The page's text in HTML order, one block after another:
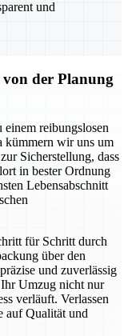
und
von der Planung
reibungslosen
kümmern wir uns um
Sicherstellung, dass
in bester Ordnung
Lebensabschnitt
für Schritt durch
über den
und zuverlässig
Umzug nicht nur
verläuft. Verlassen
auf Qualität und